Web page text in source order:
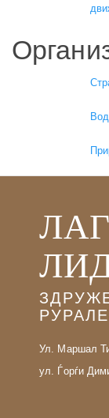
Ул. Маршал
ул. Ѓорѓи